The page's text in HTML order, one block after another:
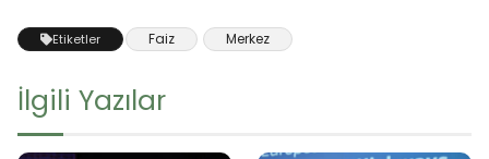
Etiketler Faiz Merkez
İlgili Yazılar